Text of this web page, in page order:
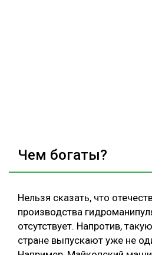
Чем богаты?
Нельзя сказать, что
производства
отсутствует. Напротив,
стране выпускают уже не